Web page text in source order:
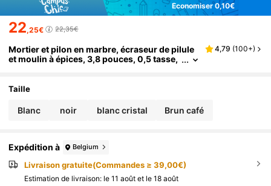
Économiser 0,10€
22,25€ 22,35€
Mortier et pilon en marbre, écraseur de pilule
et moulin à épices, 3,8 pouces, 0,5 tasse,
4,79 (100+)
Taille
Blanc noir blanc cristal Brun café
Expédition à Belgium
Livraison gratuite(Commandes ≥ 39,00€)
Estimation de livraison: le 11 août et le 18 août